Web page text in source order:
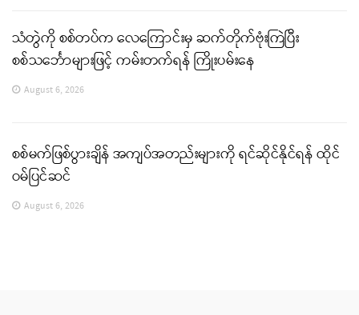
သံတွဲကို စစ်တပ်က လေကြောင်းမှ ဆက်တိုက်ဗုံးကြဲပြီး
စစ်သင်္ဘောများဖြင့် ကမ်းတက်ရန် ကြိုးပမ်းနေ
August 6, 2026
စစ်မက်ဖြစ်ပွားချိန် အကျပ်အတည်းများကို ရင်ဆိုင်နိုင်ရန် ထိုင်
ဝမ်ပြင်ဆင်
August 6, 2026